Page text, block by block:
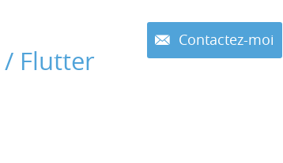
/ Flutter
Contactez-moi